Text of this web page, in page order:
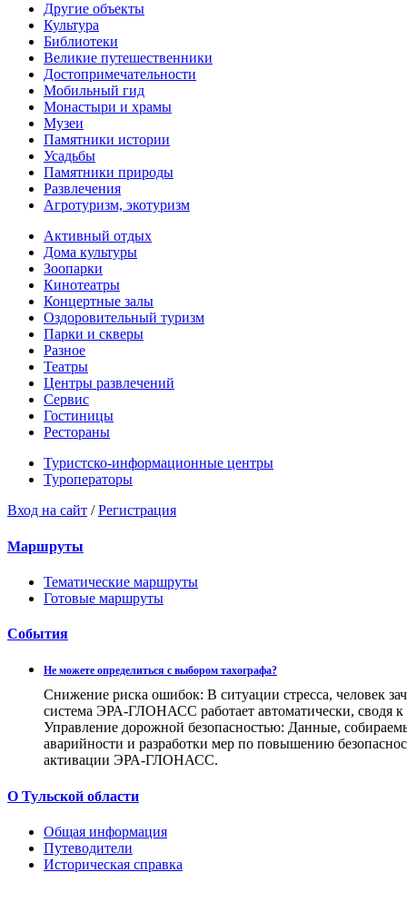
Другие объекты
Культура
Библиотеки
Великие путешественники
Достопримечательности
Мобильный гид
Монастыри и храмы
Музеи
Памятники истории
Усадьбы
Памятники природы
Развлечения
Агротуризм, экотуризм
Активный отдых
Дома культуры
Зоопарки
Кинотеатры
Концертные залы
Оздоровительный туризм
Парки и скверы
Разное
Театры
Центры развлечений
Сервис
Гостиницы
Рестораны
Туристско-информационные центры
Туроператоры
Вход на сайт /Регистрация
Маршруты
Тематические маршруты
Готовые маршруты
События
Не можете определиться с выбором тахографа?
Снижение риска ошибок: В ситуации стресса, человек
система ЭРА-ГЛОНАСС работает автоматически, сводя
Управление дорожной безопасностью: Данные,
аварийности и разработки мер по повышению
активации ЭРА-ГЛОНАСС.
О Тульской области
Общая информация
Путеводители
Историческая справка